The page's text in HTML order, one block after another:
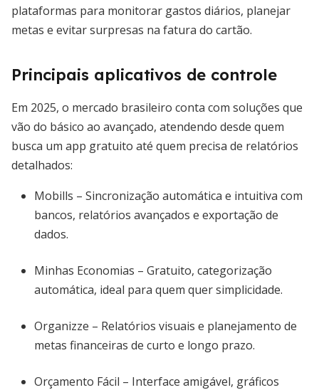
plataformas para monitorar gastos diários, planejar
metas e evitar surpresas na fatura do cartão.
Principais aplicativos de controle
Em 2025, o mercado brasileiro conta com soluções que
vão do básico ao avançado, atendendo desde quem
busca um app gratuito até quem precisa de relatórios
detalhados:
Mobills – Sincronização automática e intuitiva com
bancos, relatórios avançados e exportação de
dados.
Minhas Economias – Gratuito, categorização
automática, ideal para quem quer simplicidade.
Organizze – Relatórios visuais e planejamento de
metas financeiras de curto e longo prazo.
Orçamento Fácil – Interface amigável, gráficos